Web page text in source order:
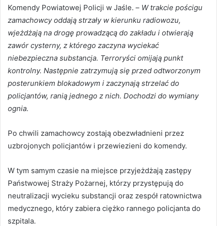
Komendy Powiatowej Policji w Jaśle. – W trakcie pościgu
zamachowcy oddają strzały w kierunku radiowozu,
wjeżdżają na drogę prowadzącą do zakładu i otwierają
zawór cysterny, z którego zaczyna wyciekać
niebezpieczna substancja. Terroryści omijają punkt
kontrolny. Następnie zatrzymują się przed odtworzonym
posterunkiem blokadowym i zaczynają strzelać do
policjantów, ranią jednego z nich. Dochodzi do wymiany
ognia.
Po chwili zamachowcy zostają obezwładnieni przez
uzbrojonych policjantów i przewiezieni do komendy.
W tym samym czasie na miejsce przyjeżdżają zastępy
Państwowej Straży Pożarnej, którzy przystępują do
neutralizacji wycieku substancji oraz zespół ratownictwa
medycznego, który zabiera ciężko rannego policjanta do
szpitala.